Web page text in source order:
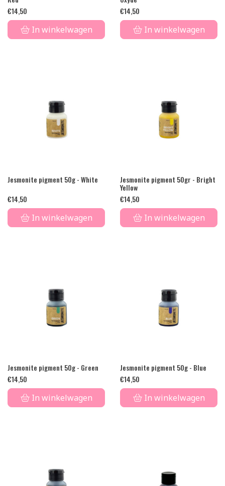
€14,50
In winkelwagen
€14,50
In winkelwagen
Jesmonite pigment 50g - White
€14,50
In winkelwagen
Jesmonite pigment 50gr - Bright
Yellow
€14,50
In winkelwagen
Jesmonite pigment 50g - Green
€14,50
In winkelwagen
Jesmonite pigment 50g - Blue
€14,50
In winkelwagen